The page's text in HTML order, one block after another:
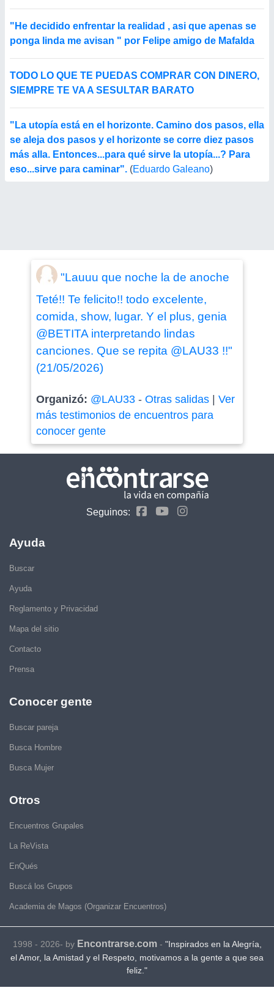
"He decidido enfrentar la realidad , asi que apenas se
ponga linda me avisan " por Felipe amigo de Mafalda
TODO LO QUE TE PUEDAS COMPRAR CON DINERO,
SIEMPRE TE VA A SESULTAR BARATO
"La utopía está en el horizonte. Camino dos pasos, ella
se aleja dos pasos y el horizonte se corre diez pasos
más alla. Entonces...para qué sirve la utopía...? Para
eso...sirve para caminar". (Eduardo Galeano)
"Lauuu que noche la de anoche
Teté!! Te felicito!! todo excelente,
comida, show, lugar. Y el plus, genia
@BETITA interpretando lindas
canciones. Que se repita @LAU33 !!"
(21/05/2026)
Organizó: @LAU33- Otras salidas| Ver
más testimonios de encuentros para
conocer gente
Seguinos:
Ayuda
Buscar
Ayuda
Reglamento y Privacidad
Mapa del sitio
Contacto
Prensa
Conocer gente
Buscar pareja
Busca Hombre
Busca Mujer
Otros
Encuentros Grupales
La ReVista
EnQués
Buscá los Grupos
Academia de Magos (Organizar Encuentros)
1998 - 2026- by Encontrarse.com- "Inspirados en la Alegría,
el Amor, la Amistad y el Respeto, motivamos a la gente a que sea
feliz."